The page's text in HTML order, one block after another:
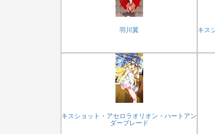
羽川翼
キス
キスショット・アセロラオリオン・ハートアン
ダーブレード